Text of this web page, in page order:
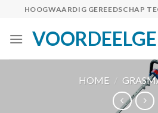
content
HOOGWAARDIG GEREEDSCHAP
HOME /